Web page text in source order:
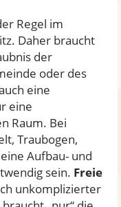
Regel im
Daher braucht
der
oder des
eine
eine
Raum. Bei
Traubogen,
Aufbau- und
sein. Freie
unkomplizierter